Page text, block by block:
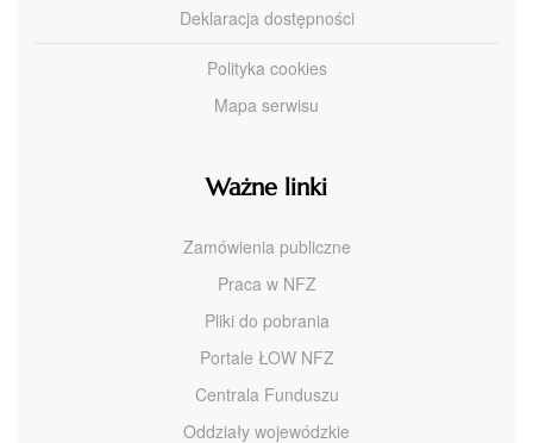
Deklaracja dostępności
Polityka cookies
Mapa serwisu
Ważne linki
Zamówienia publiczne
Praca w NFZ
Pliki do pobrania
Portale ŁOW NFZ
Centrala Funduszu
Oddziały wojewódzkie